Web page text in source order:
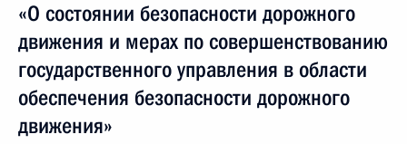
«О состоянии безопасности дорожного
движения и мерах по совершенствованию
государственного управления в области
обеспечения безопасности дорожного
движения»